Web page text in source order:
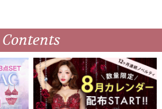
Contents